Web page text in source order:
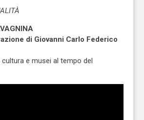
di Giovanni Carlo Federico
cultura e musei al tempo del